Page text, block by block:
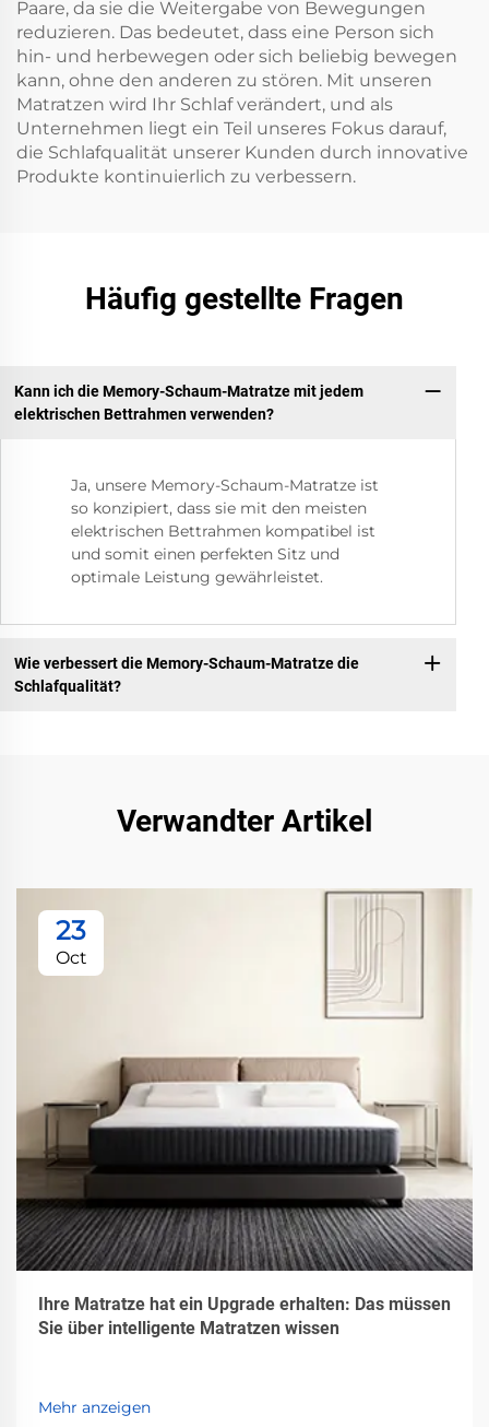
Paare, da sie die Weitergabe von Bewegungen
reduzieren. Das bedeutet, dass eine Person sich
hin- und herbewegen oder sich beliebig bewegen
kann, ohne den anderen zu stören. Mit unseren
Matratzen wird Ihr Schlaf verändert, und als
Unternehmen liegt ein Teil unseres Fokus darauf,
die Schlafqualität unserer Kunden durch innovative
Produkte kontinuierlich zu verbessern.
Häufig gestellte Fragen
Kann ich die Memory-Schaum-Matratze mit jedem
elektrischen Bettrahmen verwenden?
Ja, unsere Memory-Schaum-Matratze ist
so konzipiert, dass sie mit den meisten
elektrischen Bettrahmen kompatibel ist
und somit einen perfekten Sitz und
optimale Leistung gewährleistet.
Wie verbessert die Memory-Schaum-Matratze die
Schlafqualität?
Verwandter Artikel
23
Oct
Ihre Matratze hat ein Upgrade erhalten: Das müssen
Sie über intelligente Matratzen wissen
Mehr anzeigen